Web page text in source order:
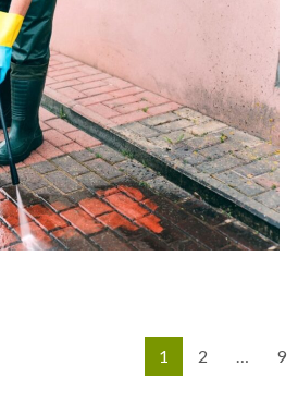
1 2 … 9